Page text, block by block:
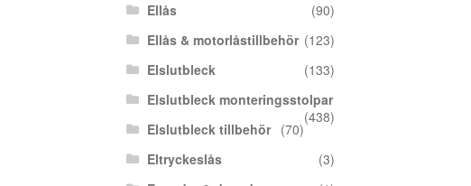
Ellås
(90)
Ellås & motorlåstillbehör (123)
Elslutbleck
(133)
Elslutbleck monteringsstolpar
(438)
Elslutbleck tillbehör
(70)
Eltryckeslås
(3)